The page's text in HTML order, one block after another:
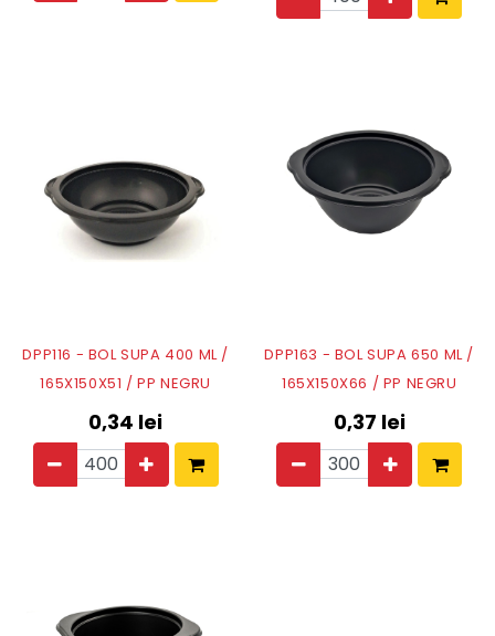
DPP116 - BOL SUPA 400 ML /
165X150X51 / PP NEGRU
0,34 lei
DPP163 - BOL SUPA 650 ML /
165X150X66 / PP NEGRU
0,37 lei